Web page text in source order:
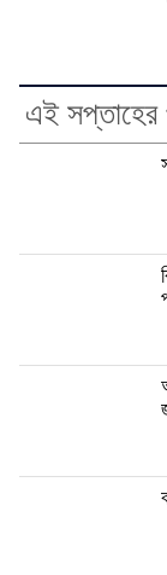
এই সপ্তাহের